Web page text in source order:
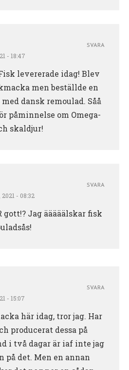
- 18:47
levererade idag! Blev
men beställde en
dansk remoulad. Såå
påminnelse om Omega-
skaldjur!
SVARA
2021 - 08:32
gott!? Jag ääääälskar fisk
SVARA
- 15:07
här idag, tror jag. Har
producerat dessa på
i två dagar är iaf inte jag
på det. Men en annan
SVARA